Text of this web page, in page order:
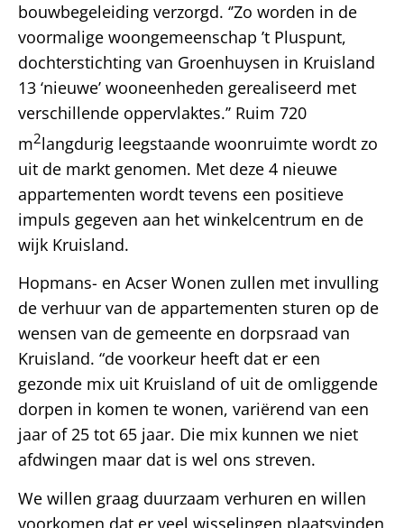
bouwbegeleiding verzorgd. ‘’Zo worden in de
voormalige woongemeenschap ’t Pluspunt,
dochterstichting van Groenhuysen in Kruisland
13 ‘nieuwe’ wooneenheden gerealiseerd met
verschillende oppervlaktes.’’ Ruim 720
m2langdurig leegstaande woonruimte wordt zo
uit de markt genomen. Met deze 4 nieuwe
appartementen wordt tevens een positieve
impuls gegeven aan het winkelcentrum en de
wijk Kruisland.
Hopmans- en Acser Wonen zullen met invulling
de verhuur van de appartementen sturen op de
wensen van de gemeente en dorpsraad van
Kruisland. “de voorkeur heeft dat er een
gezonde mix uit Kruisland of uit de omliggende
dorpen in komen te wonen, variërend van een
jaar of 25 tot 65 jaar. Die mix kunnen we niet
afdwingen maar dat is wel ons streven.
We willen graag duurzaam verhuren en willen
voorkomen dat er veel wisselingen plaatsvinden